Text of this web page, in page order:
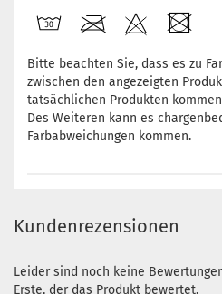
Bitte beachten Sie, dass es zu
zwischen den angezeigten
tatsächlichen Produkten
Des Weiteren kann es
Farbabweichungen kommen.
Kundenrezensionen
Leider sind noch keine
Erste, der das Produkt bewertet.